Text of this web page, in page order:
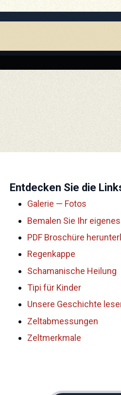
Entdecken Sie die
Galerie — Fotos
Bemalen Sie Ihr
PDF Broschüre
Regenkappe
Schamanische Heilung
Tipi für Kinder
Unsere Geschichte
Zeltabmessungen
Zeltmerkmale